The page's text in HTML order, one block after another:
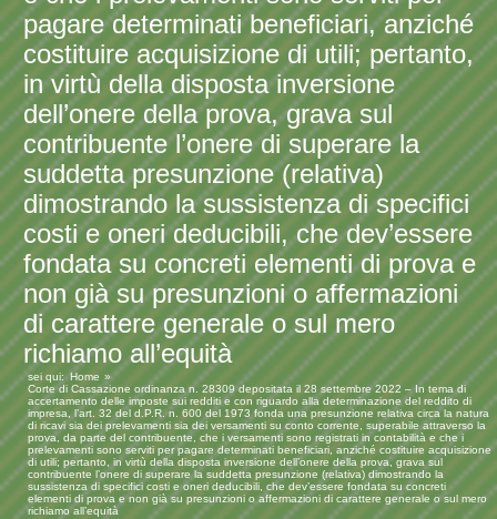
pagare determinati beneficiari, anziché
costituire acquisizione di utili; pertanto,
in virtù della disposta inversione
dell’onere della prova, grava sul
contribuente l’onere di superare la
suddetta presunzione (relativa)
dimostrando la sussistenza di specifici
costi e oneri deducibili, che dev’essere
fondata su concreti elementi di prova e
non già su presunzioni o affermazioni
di carattere generale o sul mero
richiamo all’equità
sei qui:
Home
Corte di Cassazione ordinanza n. 28309 depositata il 28 settembre 2022 – In tema di
accertamento delle imposte sui redditi e con riguardo alla determinazione del reddito di
impresa, l’art. 32 del d.P.R. n. 600 del 1973 fonda una presunzione relativa circa la natura
di ricavi sia dei prelevamenti sia dei versamenti su conto corrente, superabile attraverso la
prova, da parte del contribuente, che i versamenti sono registrati in contabilità e che i
prelevamenti sono serviti per pagare determinati beneficiari, anziché costituire acquisizione
di utili; pertanto, in virtù della disposta inversione dell’onere della prova, grava sul
contribuente l’onere di superare la suddetta presunzione (relativa) dimostrando la
sussistenza di specifici costi e oneri deducibili, che dev’essere fondata su concreti
elementi di prova e non già su presunzioni o affermazioni di carattere generale o sul mero
richiamo all’equità